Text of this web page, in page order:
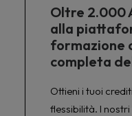
Oltre 2.000
alla
formazione
completa
Ottieni i tuoi
flessibilità. I